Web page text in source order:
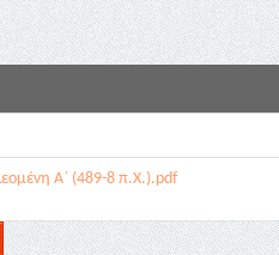
Α΄ (489-8 π.Χ.).pdf